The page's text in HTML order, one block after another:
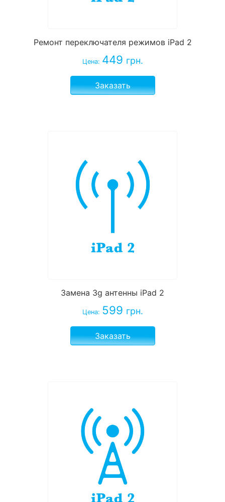
Ремонт переключателя режимов iPad 2
Цена: 449 грн.
Заказать
Замена 3g антенны iPad 2
Цена: 599 грн.
Заказать